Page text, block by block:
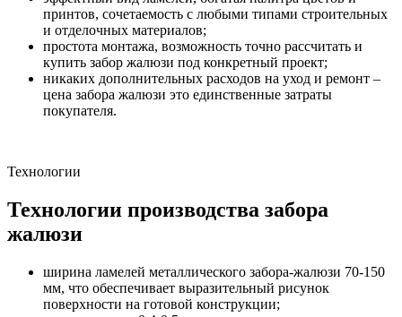
принтов, сочетаемость с любыми типами строительных
и отделочных материалов;
простота монтажа, возможность точно рассчитать и
купить забор жалюзи под конкретный проект;
никаких дополнительных расходов на уход и ремонт –
цена забора жалюзи это единственные затраты
покупателя.
Технологии
Технологии производства забора
жалюзи
ширина ламелей металлического забора-жалюзи 70-150
мм, что обеспечивает выразительный рисунок
поверхности на готовой конструкции;